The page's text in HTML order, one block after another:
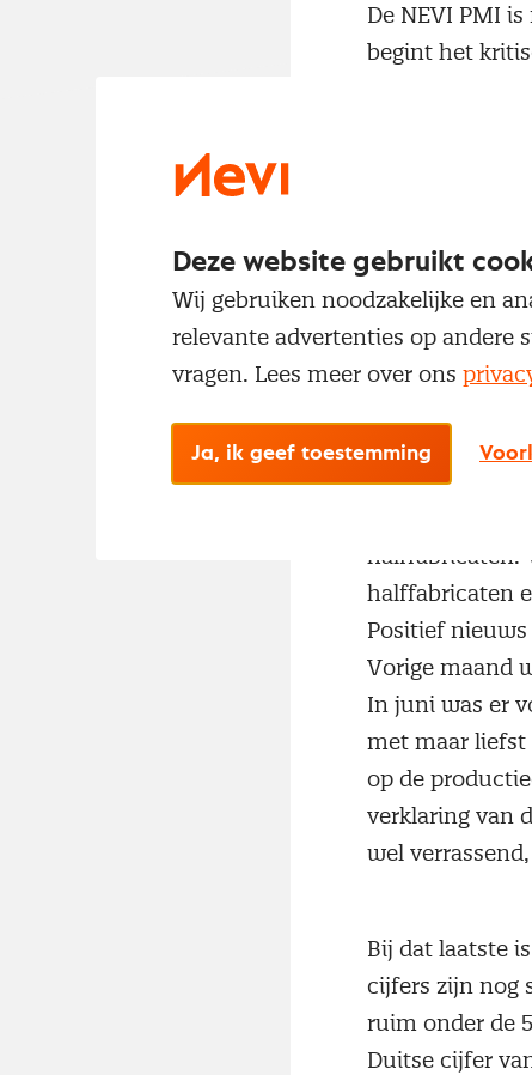
De NEVI PMI
begint het
positieve
daalde en dat
stabilisatie in
grotendeels op
sinds begin
Enigszins
halffabricaten.
halffabricaten
Positief
Vorige maand
In juni was er
met maar liefst
op de
verklaring van
wel
Bij dat laatste
cijfers zijn nog
ruim onder de
Duitse cijfer
Deze website gebruikt
Wij gebruiken noodzakelijke en
relevante advertenties op andere
vragen. Lees meer over ons
Ja, ik geef toestemming